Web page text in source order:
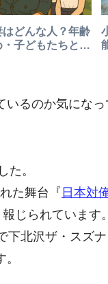
どんな人？年齢
子どもたちとの
いるのか気になっ
た。
た舞台『 日本対
じられています。
下北沢ザ・スズ